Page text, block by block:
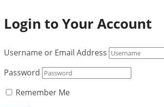
Login to Your Account
Username or Email Address
Password
Remember Me